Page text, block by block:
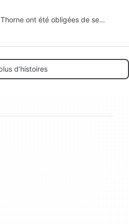
ont été obligées de se
quand elles étaient actrices
d’histoires